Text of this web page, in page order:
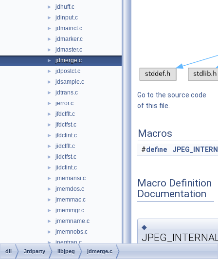
► jdhuff.c
► jdinput.c
► jdmainct.c
► jdmarker.c
► jdmaster.c
► jdmerge.c
► jdpostct.c
► jdsample.c
► jdtrans.c
► jerror.c
► jfdctflt.c
► jfdctfst.c
► jfdctint.c
► jidctflt.c
► jidctfst.c
► jidctint.c
► jmemansi.c
► jmemdos.c
► jmemmac.c
► jmemmgr.c
► jmemname.c
► jmemnobs.c
► jpegtran.c
► jquant1.c
Go to the source code
of this file.
Macros
#define
Macro Definition
Documentation
◆
dll 3rdparty libjpeg jdmerge.c